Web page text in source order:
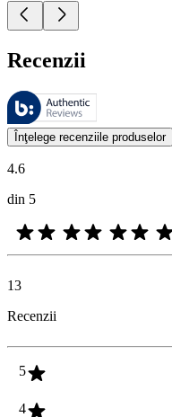
Recenzii
Aceste recenzii sunt
Opiniile clienţilor oferite sub
Înţelege recenziile produselor
4.6
din 5
13
Recenzii
5
4